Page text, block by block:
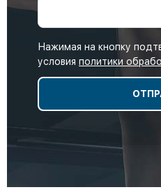
Нажимая на кнопку
условия политики